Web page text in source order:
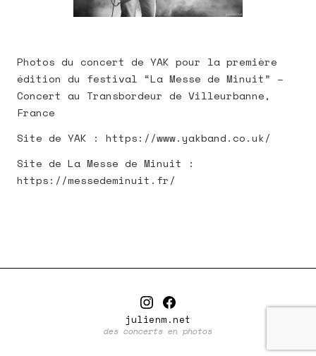
Photos du concert de YAK pour la première
édition du festival “La Messe de Minuit” –
Concert au Transbordeur de Villeurbanne,
France
Site de YAK : https://www.yakband.co.uk/
Site de La Messe de Minuit :
https://messedeminuit.fr/
julienm.net
des concerts en photos